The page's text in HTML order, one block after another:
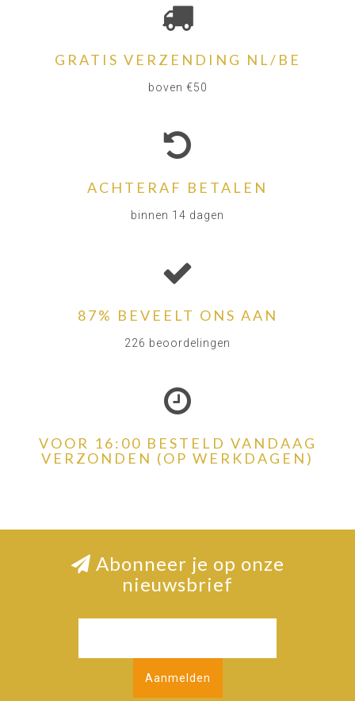
GRATIS VERZENDING NL/BE
boven €50
ACHTERAF BETALEN
binnen 14 dagen
87% BEVEELT ONS AAN
226 beoordelingen
VOOR 16:00 BESTELD VANDAAG
VERZONDEN (OP WERKDAGEN)
Abonneer je op onze
nieuwsbrief
Aanmelden